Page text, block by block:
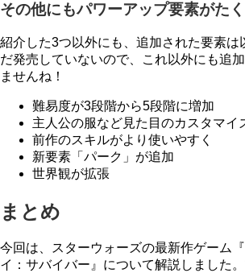
その他にもパワーアップ要素がたく
紹介した3つ以外にも、追加された要素は
だ発売していないので、これ以外にも追
ませんね！
難易度が3段階から5段階に増加
主人公の服など見た目のカスタマイ
前作のスキルがより使いやすく
新要素「パーク」が追加
世界観が拡張
まとめ
今回は、スターウォーズの最新作ゲーム
イ：サバイバー』について解説しました